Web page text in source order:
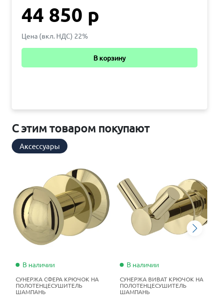
44 850 р
Цена (вкл. НДС) 22%
В корзину
С этим товаром покупают
Аксессуары
В наличии
СУНЕРЖА СФЕРА КРЮЧОК НА
ПОЛОТЕНЦЕСУШИТЕЛЬ
ШАМПАНЬ
В наличии
СУНЕРЖА ВИВАТ КРЮЧОК НА
ПОЛОТЕНЦЕСУШИТЕЛЬ
ШАМПАНЬ